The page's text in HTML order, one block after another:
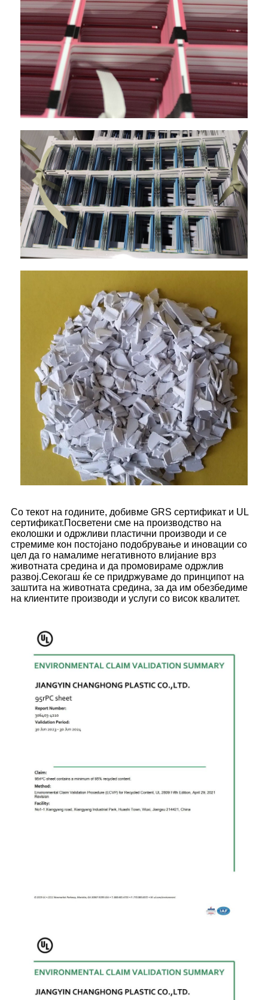
Со текот на годините, добивме GRS сертификат и UL
сертификат.Посветени сме на производство на
еколошки и одржливи пластични производи и се
стремиме кон постојано подобрување и иновации со
цел да го намалиме негативното влијание врз
животната средина и да промовираме одржлив
развој.Секогаш ќе се придржуваме до принципот на
заштита на животната средина, за да им обезбедиме
на клиентите производи и услуги со висок квалитет.